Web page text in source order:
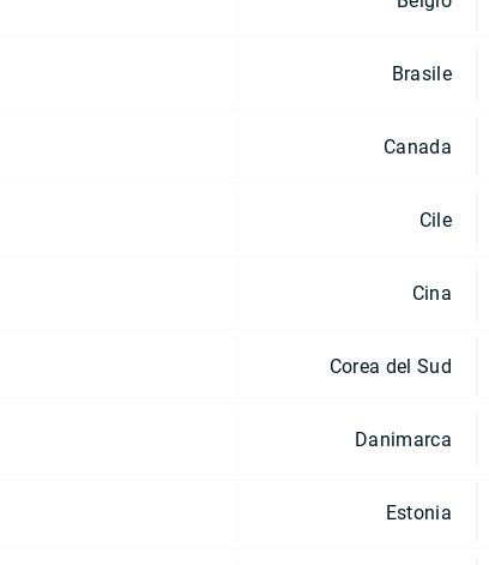
Brasile
Canada
Cile
Cina
Corea del Sud
Danimarca
Estonia